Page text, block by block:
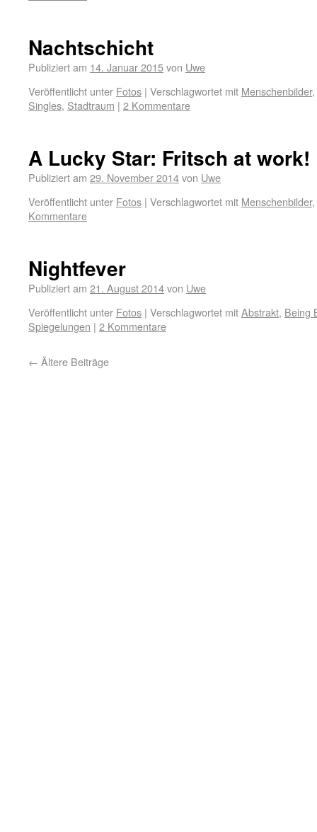
Nachtschicht
Publiziert am 14. Januar 2015von Uwe
Veröffentlicht unter Fotos | Verschlagwortet mit Menschenbilder,
Singles, Stadtraum | 2 Kommentare
A Lucky Star: Fritsch at work!
Publiziert am 29. November 2014von Uwe
Veröffentlicht unter Fotos | Verschlagwortet mit Menschenbilder,
Kommentare
Nightfever
Publiziert am 21. August 2014von Uwe
Veröffentlicht unter Fotos | Verschlagwortet mitAbstrakt, Being
Spiegelungen | 2 Kommentare
← Ältere Beiträge